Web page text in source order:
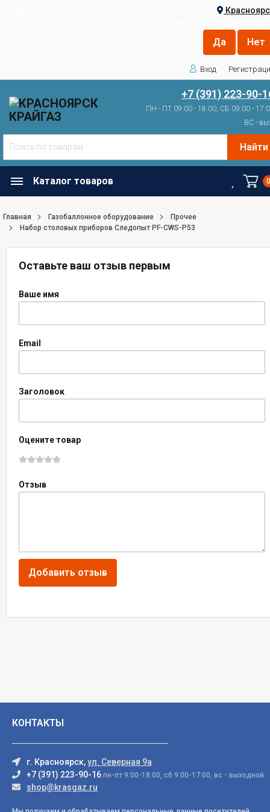
Вход
+7 (391) 223-90-
ПН - ПТ 09:00 - 18:00, СБ 09:00 -
ВС -
Найти
Каталог товаров
Главная Газобаллонное оборудование
Прочее
Набор столовых приборов Следопыт PF-CWS-P53
Оставьте ваш отзыв первым
Ваше имя
Email
Заголовок
Оцените товар
Отзыв
КОНТАКТЫ
г. Красноярск,ул. Северная 9а
+7 (391) 223-90-16 пн-пт 9:00-18:00, сб 9:00-17:00, вс - выходной
shop@krasgaz.ru